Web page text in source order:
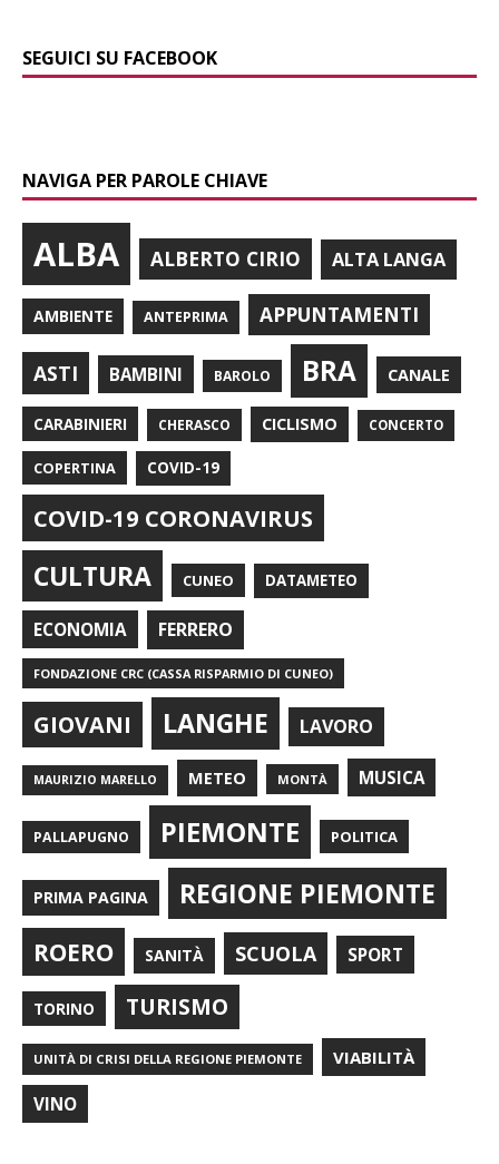
SEGUICI SU FACEBOOK
NAVIGA PER PAROLE CHIAVE
ALBA ALBERTO CIRIO ALTA LANGA
AMBIENTE ANTEPRIMA APPUNTAMENTI
ASTI BAMBINI BAROLO BRA CANALE
CARABINIERI CHERASCO CICLISMO CONCERTO
COPERTINA COVID-19
COVID-19 CORONAVIRUS
CULTURA CUNEO DATAMETEO
ECONOMIA FERRERO
FONDAZIONE CRC (CASSA RISPARMIO DI CUNEO)
GIOVANI LANGHE LAVORO
MAURIZIO MARELLO METEO MONTÀ MUSICA
PALLAPUGNO PIEMONTE POLITICA
PRIMA PAGINA REGIONE PIEMONTE
ROERO SANITÀ SCUOLA SPORT
TORINO TURISMO
UNITÀ DI CRISI DELLA REGIONE PIEMONTE VIABILITÀ
VINO